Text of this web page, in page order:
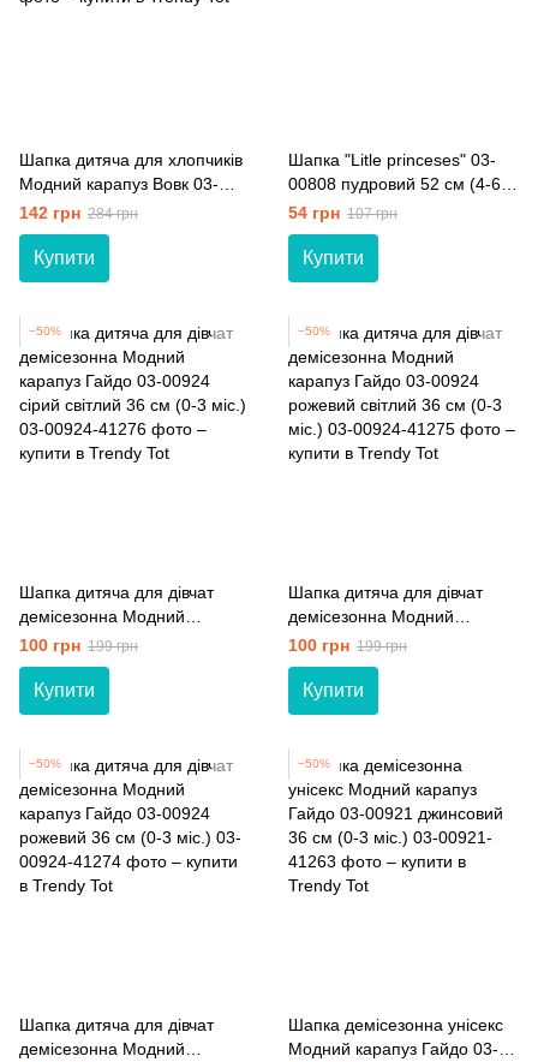
Шапка дитяча для хлопчиків
Модний карапуз Вовк 03-
01046 сірий 44 см (6-9 міс.)
142 грн 284 грн
Купити
Шапка "Litle princeses" 03-
00808 пудровий 52 см (4-6
років)
54 грн 107 грн
Купити
−50%
Шапка дитяча для дівчат
демісезонна Модний
карапуз Гайдо 03-00924
сірий світлий 36 см (0-3 міс.)
100 грн 199 грн
Купити
−50%
Шапка дитяча для дівчат
демісезонна Модний
карапуз Гайдо 03-00924
рожевий світлий 36 см (0-3
міс.)
100 грн 199 грн
Купити
−50%
Шапка дитяча для дівчат
демісезонна Модний
−50%
Шапка демісезонна унісекс
Модний карапуз Гайдо 03-